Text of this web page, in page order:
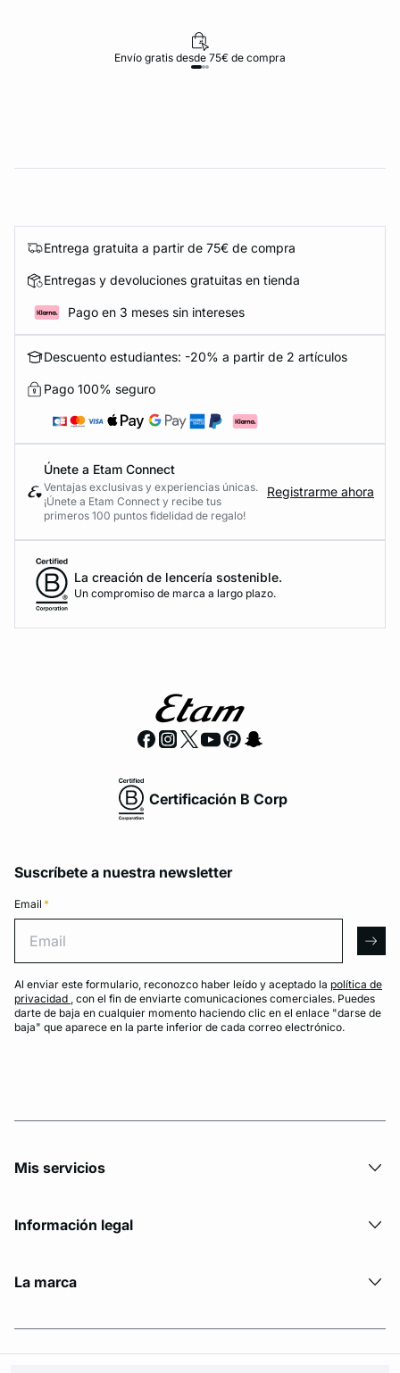
Envío gratis desde 75€ de compra
Entrega gratuita a partir de 75€ de compra
Entregas y devoluciones gratuitas en tienda
Pago en 3 meses sin intereses
Descuento estudiantes: -20% a partir de 2 artículos
Pago 100% seguro
Únete a Etam Connect
Ventajas exclusivas y experiencias únicas.
¡Únete a Etam Connect y recibe tus
primeros 100 puntos fidelidad de regalo!
Registrarme ahora
La creación de lencería sostenible.
Un compromiso de marca a largo plazo.
Certificación B Corp
Suscríbete a nuestra newsletter
Email *
Al enviar este formulario, reconozco haber leído y aceptado la política de
privacidad , con el fin de enviarte comunicaciones comerciales. Puedes
darte de baja en cualquier momento haciendo clic en el enlace "darse de
baja" que aparece en la parte inferior de cada correo electrónico.
Mis servicios
Información legal
La marca